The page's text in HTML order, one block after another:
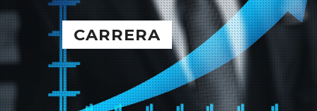
CARRERA